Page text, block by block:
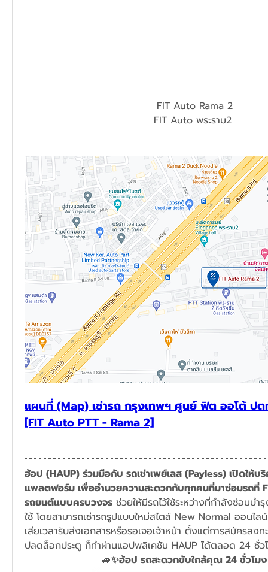
FIT Auto Rama 2
FIT Auto พระราม2
แผนที่ (Map) เช่ารถ กรุงเทพฯ ศูนย์ ฟิต ออโต้ ปต
[FIT Auto PTT - Rama 2]
ฮ้อป (HAUP) ร่วมมือกับ รถเช่าเพย์เลส (Payless) เปิดให้บ
แพลตฟอร์ม เพื่ออำนวยความสะดวกกับทุกคนที่มาซ่อมรถที่
รถยนต์แบบครบวงจร ช่วยให้มีรถไว้ใช้ระหว่างที่กำลังซ่อมบ
ใช้ โดยสามารถเช่ารถรูปแบบใหม่สไตล์ New Normal ออนไ
เสียเวลารับส่งเอกสารหรือรอเจอเจ้าหน้า ตั้งแต่การสมัครลง
ปลดล็อกประตู ก็ทำผ่านแอปพลิเคชัน HAUP ได้ตลอด 24 ชั่
🚙✨ฮ้อป รถสะดวกขับใกล้คุณ 24 ชั่วโมง